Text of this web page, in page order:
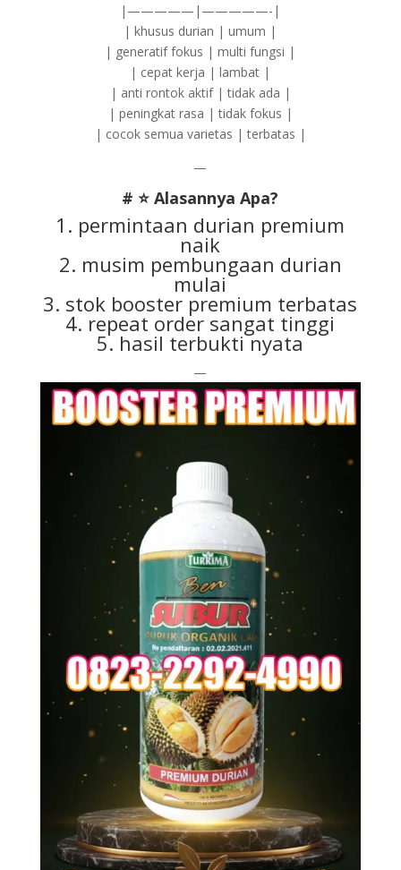
|—————|—————-|
| khusus durian | umum |
| generatif fokus | multi fungsi |
| cepat kerja | lambat |
| anti rontok aktif | tidak ada |
| peningkat rasa | tidak fokus |
| cocok semua varietas | terbatas |
—
# ⭐ Alasannya Apa?
1. permintaan durian premium
naik
2. musim pembungaan durian
mulai
3. stok booster premium terbatas
4. repeat order sangat tinggi
5. hasil terbukti nyata
—